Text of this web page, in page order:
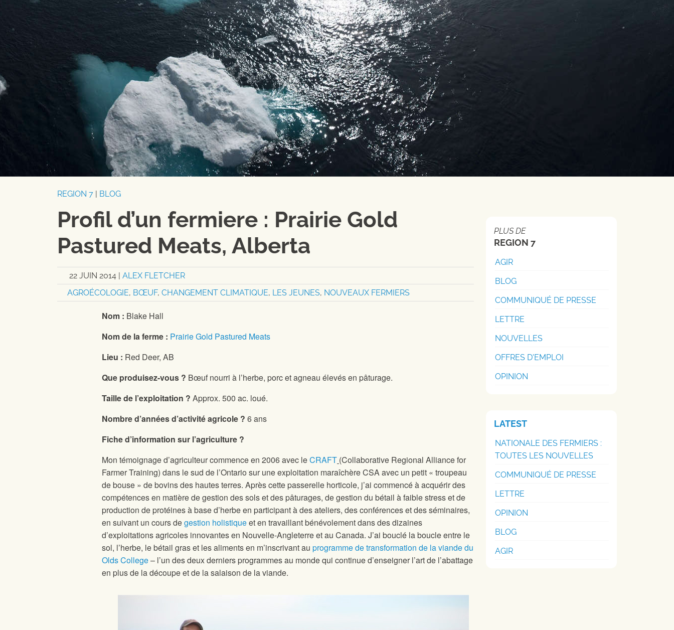
REGION 7 BLOG
Profil d’un fermiere : Prairie Gold
Pastured Meats, Alberta
22 JUIN 2014
ALEX FLETCHER
AGROÉCOLOGIE, BŒUF, CHANGEMENT CLIMATIQUE, LES JEUNES, NOUVEAUX FERMIERS
Nom : Blake Hall
Nom de la ferme : Prairie Gold Pastured Meats
Lieu : Red Deer, AB
Que produisez-vous ? Bœuf nourri à l’herbe, porc et agneau élevés en pâturage.
Taille de l’exploitation ? Approx. 500 ac. loué.
Nombre d’années d’activité agricole ? 6 ans
Fiche d’information sur l’agriculture ?
Mon témoignage d’agriculteur commence en 2006 avec leCRAFT (Collaborative Regional Alliance for
Farmer Training) dans le sud de l’Ontario sur une exploitation maraîchère CSA avec un petit « troupeau
de bouse » de bovins des hautes terres. Après cette passerelle horticole, j’ai commencé à acquérir des
compétences en matière de gestion des sols et des pâturages, de gestion du bétail à faible stress et de
production de protéines à base d’herbe en participant à des ateliers, des conférences et des séminaires,
en suivant un cours degestion holistiqueet en travaillant bénévolement dans des dizaines
d’exploitations agricoles innovantes en Nouvelle-Angleterre et au Canada. J’ai bouclé la boucle entre le
sol, l’herbe, le bétail gras et les aliments en m’inscrivant au programme de transformation de la viande du
Olds College– l’un des deux derniers programmes au monde qui continue d’enseigner l’art de l’abattage
en plus de la découpe et de la salaison de la viande.
PLUS DE
REGION 7
AGIR
BLOG
COMMUNIQUÉ DE PRESSE
LETTRE
NOUVELLES
OFFRES D'EMPLOI
OPINION
LATEST
NATIONALE DES FERMIERS :
TOUTES LES NOUVELLES
COMMUNIQUÉ DE PRESSE
LETTRE
OPINION
BLOG
AGIR